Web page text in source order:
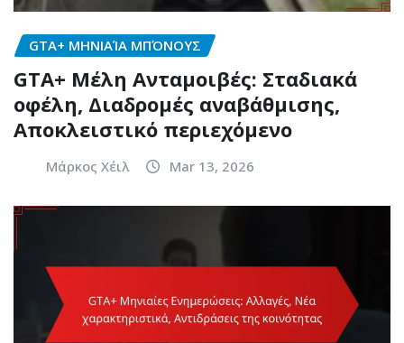
GTA+ ΜΗΝΙΑΊΑ ΜΠΌΝΟΥΣ
GTA+ Μέλη Ανταμοιβές: Σταδιακά
οφέλη, Διαδρομές αναβάθμισης,
Αποκλειστικό περιεχόμενο
Μάρκος Χέιλ Mar 13, 2026